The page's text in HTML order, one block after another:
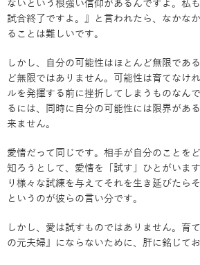
ないという根強い信仰があるんですよ。私
試合終了ですよ。』と言われたら、なかな
ることは難しいです。
しかし、自分の可能性はほとんど無限であ
ど無限ではありません。可能性は育てなけ
ルを発揮する前に挫折してしまうものなん
るには、同時に自分の可能性には限界があ
来ません。
愛情だって同じです。相手が自分のことを
知ろうとして、愛情を「試す」ひとがいま
り様々な試練を与えてそれを生き延びたら
というのが彼らの言い分です。
しかし、愛は試すものではありません。育
の元夫婦』にならないために、肝に銘じてお